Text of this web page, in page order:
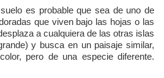
es probable que sea de uno de
que viven bajo las hojas o las
a cualquiera de las otras islas
y busca en un paisaje similar,
pero de una especie diferente.